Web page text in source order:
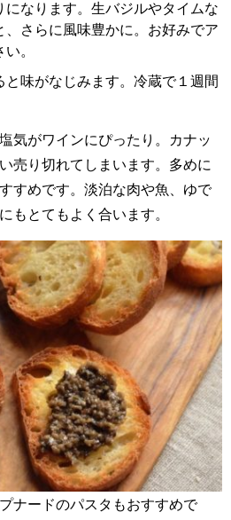
になります。生バジルやタイムな
、さらに風味豊かに。お好みでア
。
と味がなじみます。冷蔵で１週間
気がワインにぴったり。カナッ
売り切れてしまいます。多めに
すめです。淡泊な肉や魚、ゆで
もとてもよく合います。
ナードのパスタもおすすめで